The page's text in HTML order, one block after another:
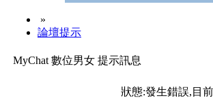
»
論壇提示
MyChat 數位男女 提示訊息
狀態:發生錯誤,目